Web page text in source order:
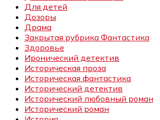
Для детей
Дозоры
Драма
Закрытая рубрика Фантастика
Здоровье
Иронический детектив
Историческая проза
Историческая фантастика
Исторический детектив
Исторический любовный роман
Исторический роман